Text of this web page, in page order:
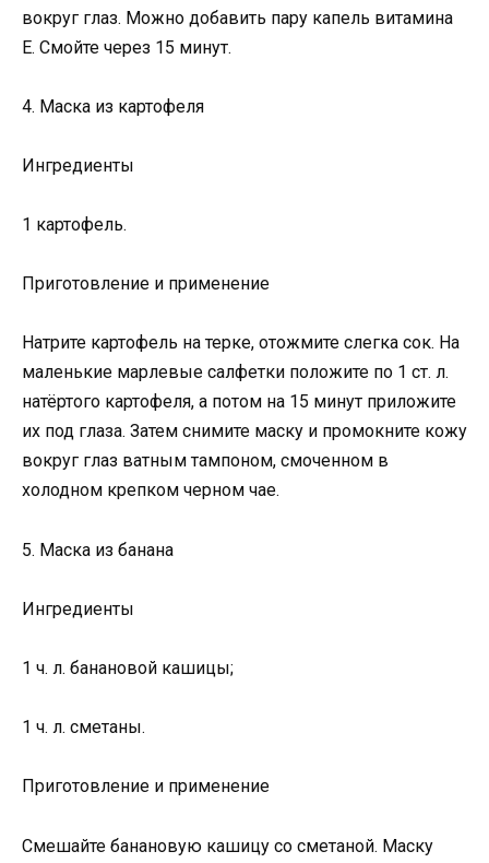
вокруг глаз. Можно добавить пару капель витамина
Е. Смойте через 15 минут.
4. Маска из картофеля
Ингредиенты
1 картофель.
Приготовление и применение
Натрите картофель на терке, отожмите слегка сок. На
маленькие марлевые салфетки положите по 1 ст. л.
натёртого картофеля, а потом на 15 минут приложите
их под глаза. Затем снимите маску и промокните кожу
вокруг глаз ватным тампоном, смоченном в
холодном крепком черном чае.
5. Маска из банана
Ингредиенты
1 ч. л. банановой кашицы;
1 ч. л. сметаны.
Приготовление и применение
Смешайте банановую кашицу со сметаной. Маску